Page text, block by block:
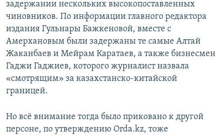
задержании нескольких высокопоставленных
чиновников. По информации главного редактора
издания Гульнары Бажкеновой, вместе с
Амерхановым были задержаны те самые Алтай
Жаканбаев и Мейрам Каратаев, а также бизнесмен
Гаджи Гаджиев, которого журналист назвала
«смотрящим» за казахстанско-китайской
границей.
Но всё внимание тогда было приковано к другой
персоне, по утверждению Orda.kz, тоже